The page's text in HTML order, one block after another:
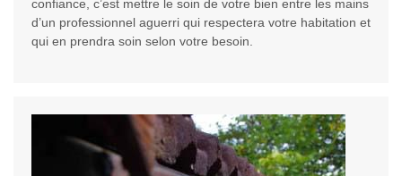
confiance, c’est mettre le soin de votre bien entre les mains
d’un professionnel aguerri qui respectera votre habitation et
qui en prendra soin selon votre besoin.